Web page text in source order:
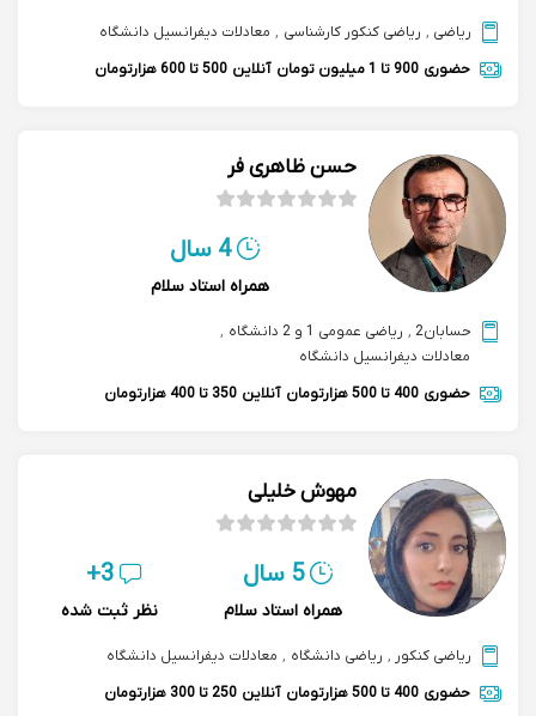
ریاضی , ریاضی کنکور کارشناسی , معادلات دیفرانسیل دانشگاه
حضوری 900 تا 1 میلیون تومان آنلاین 500 تا 600 هزارتومان
حسن ظاهری فر
4 سال
همراه استاد سلام
حسابان2 , ریاضی عمومی 1 و 2 دانشگاه
,
معادلات دیفرانسیل دانشگاه
حضوری 400 تا 500 هزارتومان آنلاین 350 تا 400 هزارتومان
مهوش خلیلی
5 سال
همراه استاد سلام
3+
نظر ثبت شده
ریاضی کنکور , ریاضی دانشگاه , معادلات دیفرانسیل دانشگاه
حضوری 400 تا 500 هزارتومان آنلاین 250 تا 300 هزارتومان